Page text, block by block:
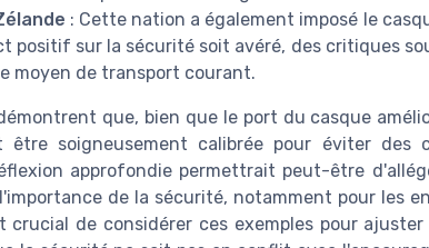
: Cette nation a également imposé le
positif sur la sécurité soit avéré, des critiques
moyen de transport courant.
que, bien que le port du casque
être soigneusement calibrée pour éviter des
approfondie permettrait peut-être
de la sécurité, notamment pour les
crucial de considérer ces exemples pour